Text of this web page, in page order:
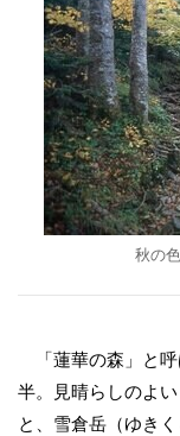
秋の
「蓮華の森」と呼
半。見晴らしのよ
と、雪倉岳（ゆき